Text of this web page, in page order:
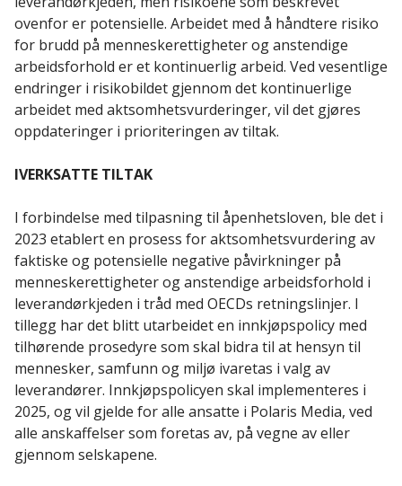
ovenfor er potensielle. Arbeidet med å håndtere risiko
for brudd på menneskerettigheter og anstendige
arbeidsforhold er et kontinuerlig arbeid. Ved vesentlige
endringer i risikobildet gjennom det kontinuerlige
arbeidet med aktsomhetsvurderinger, vil det gjøres
oppdateringer i prioriteringen av tiltak.
IVERKSATTE TILTAK
I forbindelse med tilpasning til åpenhetsloven, ble det i
2023 etablert en prosess for aktsomhetsvurdering av
faktiske og potensielle negative påvirkninger på
menneskerettigheter og anstendige arbeidsforhold i
leverandørkjeden i tråd med OECDs retningslinjer. I
tillegg har det blitt utarbeidet en innkjøpspolicy med
tilhørende prosedyre som skal bidra til at hensyn til
mennesker, samfunn og miljø ivaretas i valg av
leverandører. Innkjøpspolicyen skal implementeres i
2025, og vil gjelde for alle ansatte i Polaris Media, ved
alle anskaffelser som foretas av, på vegne av eller
gjennom selskapene.